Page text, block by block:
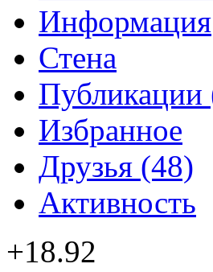
Информация
Стена
Публикации
Избранное
Друзья (48)
Активность
+18.92